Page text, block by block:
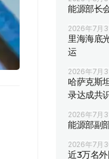
能源部长
2026年7月
里海海底
运
2026年7月
哈萨克斯
录达成共
2026年7月
能源部副
2026年7月
近3万名